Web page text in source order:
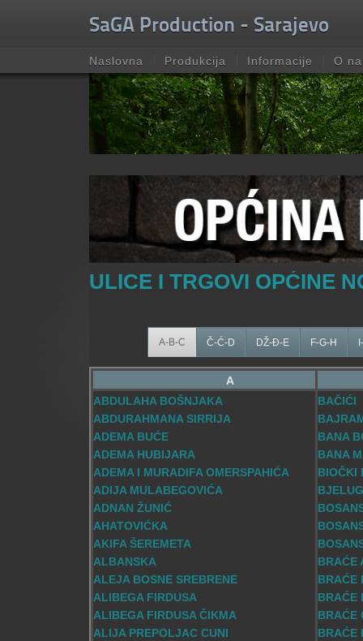
SaGA Production - Sarajevo
Naslovna Produkcija Informacije O
ULICE I TRGOVI OPĆINE
A-B-C Č-Ć-D DŽ-Đ-E F-G-H
A
ABDULAHA BOŠNJAKA
ABDURAHMANA SIRRIJA
ADEMA BUĆE
ADEMA HUBIJARA
ADEMA I MURADIFA OMERSPAHIĆA
ADIJA MULABEGOVIĆA
ADNAN ŽUNIĆ
AHATOVIĆKA
AKIFA ŠEREMETA
ALBANSKA
ALEJA BOSNE SREBRENE
ALIBEGA FIRDUSA
ALIBEGA FIRDUSA ČIKMA
ALIJA PREPOLJAC CUNI
BAČIĆI
BANA
BANA
BIOČKI
BRAĆE
BRAĆE
BRAĆE
BRAĆE
BRAĆE